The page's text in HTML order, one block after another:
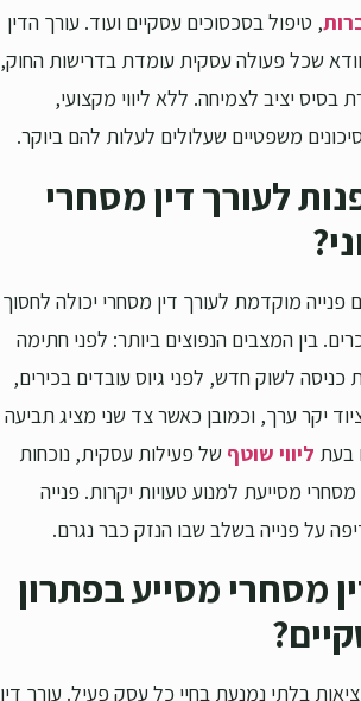
, טיפול בסכסוכים עסקיים ועוד. עורך הדין
שכל פעולה עסקית עומדת בדרישות החוק,
בסיס יציב לצמיחה. ללא ליווי מקצועי,
משפטיים שעלולים לעלות להם ביוקר.
לעורך דין מסחרי
מוקדמת לעורך דין מסחרי יכולה לחסוך
בין המצבים הנפוצים ביותר: לפני חתימה
לשוק חדש, לפני גיוס עובדים בכירים,
יקר ערך, וכמובן כאשר צד שני מציג תביעה
בעת ליווי שוטף של פעילות עסקית, נוכחות
מסייעת למנוע טעויות יקרות. פנייה
על פנייה בשלב שבו הנזק כבר נגרם.
מסחרי מסייע בפתרון
בלתי נמנעת בחיי כל עסק פעיל. עורך דין